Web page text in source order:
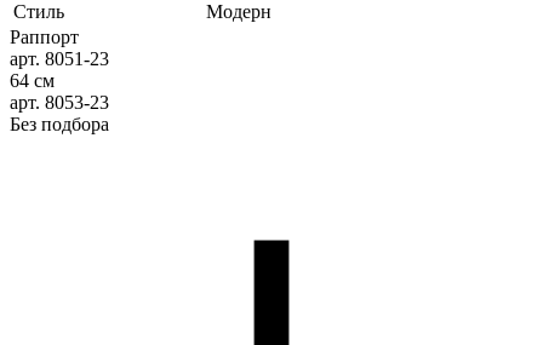
Стиль
Модерн
Раппорт
арт. 8051-23
64 см
арт. 8053-23
Без подбора